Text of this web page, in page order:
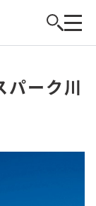
パーク川